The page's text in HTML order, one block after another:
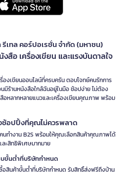
รีเทล คอร์ปอเรชั่น จำกัด (มหาชน)
สือ เครื่องเขียน และแรงบันดาลใจ
องเขียนออนไลน์ที่ครบครัน ตอบโจทย์คนรักการ
มีร้านหนังสือใกล้ฉันอยู่ในมือ ช้อปง่าย ไม่ต้อง
อหลากหลายแนวและเครื่องเขียนคุณภาพ พร้อม
ช้อปปิ้งที่คุณไม่ควรพลาด
นทำงาน B2S พร้อมให้คุณเลือกสินค้าคุณภาพได้
ะสิทธิพิเศษมากมาย
บขั้นต่ำที่บริษัทกำหนด
สินค้าขั้นต่ำที่บริษัทกำหนด รับสิทธิ์ส่งฟรีถึงบ้าน